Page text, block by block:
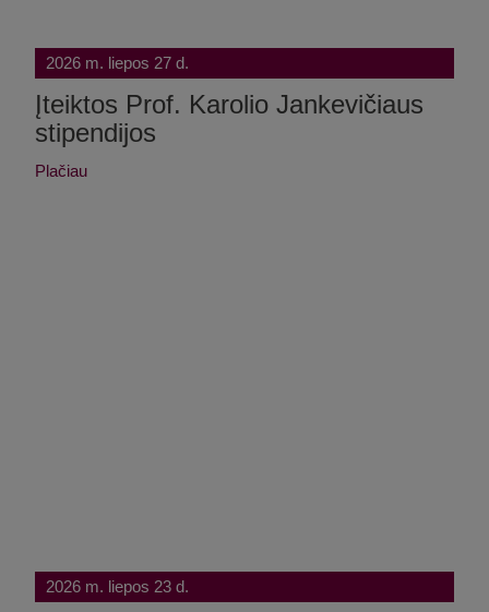
2026 m. liepos 27 d.
Įteiktos Prof. Karolio Jankevičiaus
stipendijos
Plačiau
2026 m. liepos 23 d.